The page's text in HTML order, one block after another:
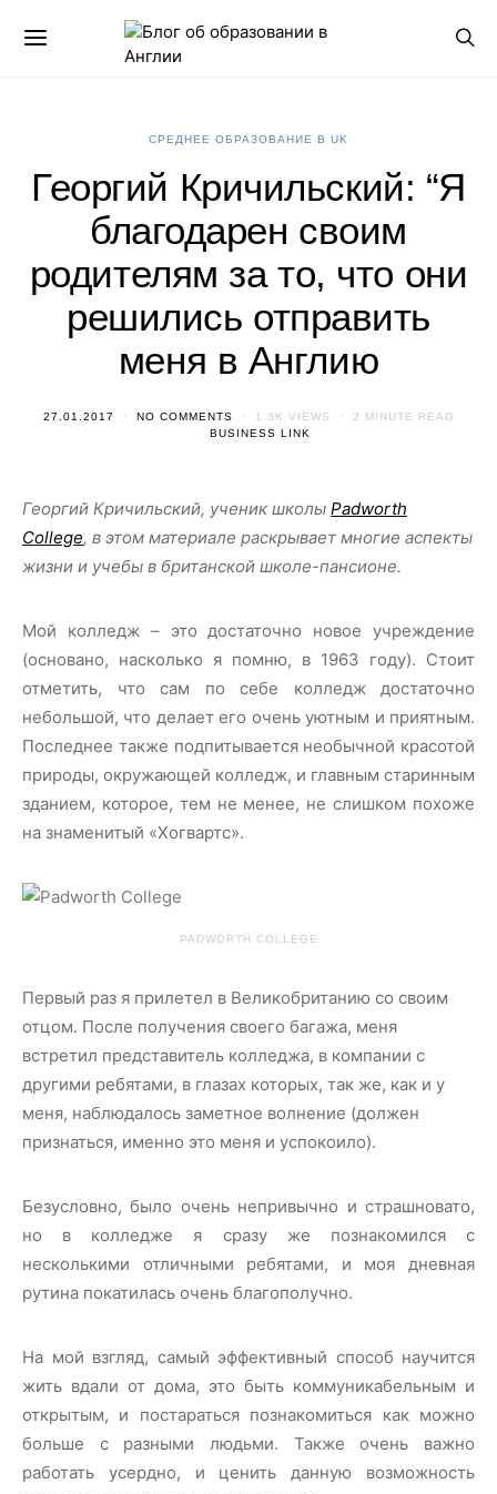
СРЕДНЕЕ ОБРАЗОВАНИЕ В UK
Георгий Кричильский: “Я
благодарен своим
родителям за то, что они
решились отправить
меня в Англию
27.01.2017 NO COMMENTS 1.3K VIEWS
2 MINUTE READ
BUSINESS LINK
Георгий Кричильский, ученик школы Padworth
College, в этом материале раскрывает многие аспекты
жизни и учебы в британской школе-пансионе.
Мой колледж – это достаточно новое учреждение
(основано, насколько я помню, в 1963 году). Стоит
отметить, что сам по себе колледж достаточно
небольшой, что делает его очень уютным и приятным.
Последнее также подпитывается необычной красотой
природы, окружающей колледж, и главным старинным
зданием, которое, тем не менее, не слишком похоже
на знаменитый «Хогвартс».
PADWORTH COLLEGE
Первый раз я прилетел в Великобританию со своим
отцом. После получения своего багажа, меня
встретил представитель колледжа, в компании с
другими ребятами, в глазах которых, так же, как и у
меня, наблюдалось заметное волнение (должен
признаться, именно это меня и успокоило).
Безусловно, было очень непривычно и страшновато,
но в колледже я сразу же познакомился с
несколькими отличными ребятами, и моя дневная
рутина покатилась очень благополучно.
На мой взгляд, самый эффективный способ научится
жить вдали от дома, это быть коммуникабельным и
открытым, и постараться познакомиться как можно
больше с разными людьми. Также очень важно
работать усердно, и ценить данную возможность